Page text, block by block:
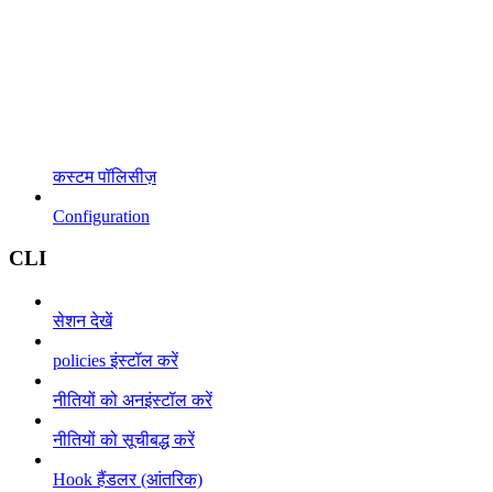
कस्टम पॉलिसीज़
Configuration
CLI
सेशन देखें
policies इंस्टॉल करें
नीतियों को अनइंस्टॉल करें
नीतियों को सूचीबद्ध करें
Hook हैंडलर (आंतरिक)